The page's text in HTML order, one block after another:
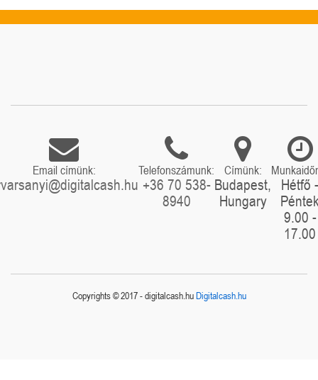
Email címünk: Telefonszámunk:
+36 70 538-
8940
Címünk:
Budapest,
Hungary
Hétfő -
9.00 -
17.00
Copyrights © 2017 - digitalcash.huDigitalcash.hu